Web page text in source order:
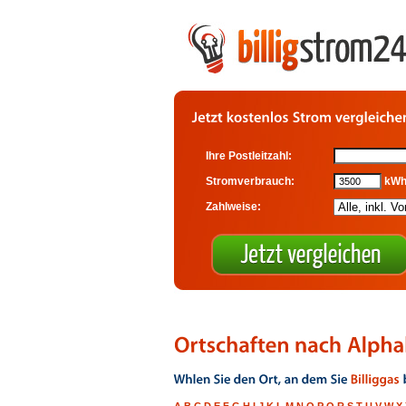
Ihre Postleitzahl:
Stromverbrauch:
kWh
Zahlweise: